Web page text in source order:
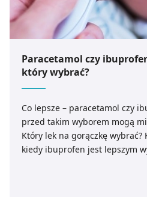
Paracetamol czy
który wybrać?
Co lepsze – paracetamol czy
przed takim wyborem mogą
Który lek na gorączkę wybrać?
kiedy ibuprofen jest lepszym